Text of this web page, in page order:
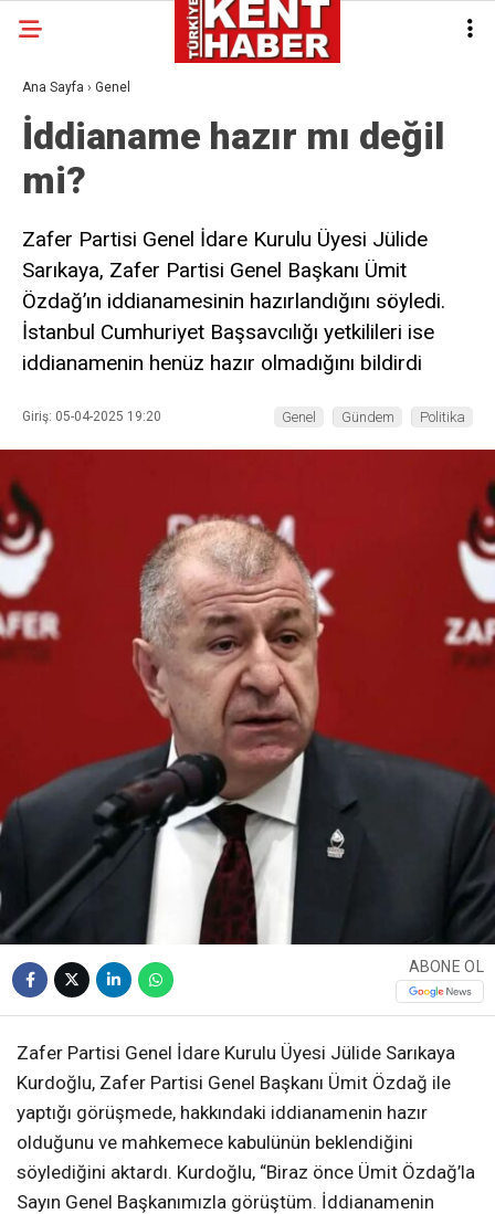
Ana Sayfa › Genel
İddianame hazır mı değil
mi?
Zafer Partisi Genel İdare Kurulu Üyesi Jülide
Sarıkaya, Zafer Partisi Genel Başkanı Ümit
Özdağ’ın iddianamesinin hazırlandığını söyledi.
İstanbul Cumhuriyet Başsavcılığı yetkilileri ise
iddianamenin henüz hazır olmadığını bildirdi
Giriş: 05-04-2025 19:20 Genel Gündem Politika
ABONE OL
Zafer Partisi Genel İdare Kurulu Üyesi Jülide Sarıkaya
Kurdoğlu, Zafer Partisi Genel Başkanı Ümit Özdağ ile
yaptığı görüşmede, hakkındaki iddianamenin hazır
olduğunu ve mahkemece kabulünün beklendiğini
söylediğini aktardı. Kurdoğlu, “Biraz önce Ümit Özdağ’la
Sayın Genel Başkanımızla görüştüm. İddianamenin